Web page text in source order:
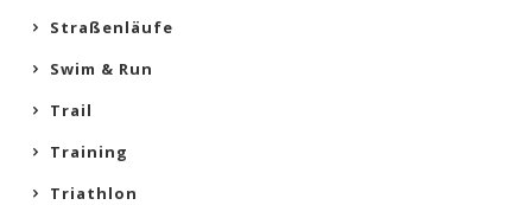
Straßenläufe
Swim & Run
Trail
Training
Triathlon